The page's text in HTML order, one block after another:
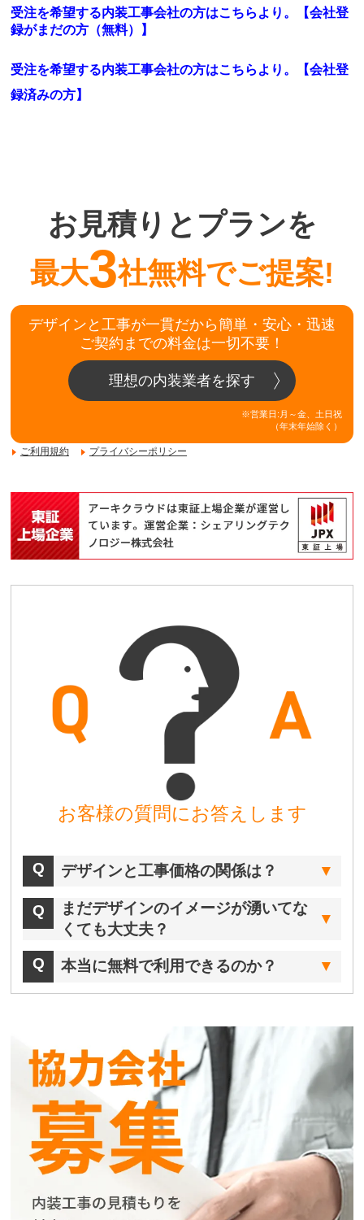
受注を希望する内装工事会社の方はこちらより。【会社登
録がまだの方（無料）】
受注を希望する内装工事会社の方はこちらより。
【会社登
録済みの方】
お見積りとプランを
最大3社無料でご提案!
デザインと工事が一貫だから簡単・安心・迅速
ご契約までの料金は一切不要！
理想の内装業者を探す
※営業日:月～金、土日祝
（年末年始除く）
ご利用規約 プライバシーポリシー
お客様の質問にお答えします
デザインと工事価格の関係は？
まだデザインのイメージが湧いてな
くても大丈夫？
本当に無料で利用できるのか？